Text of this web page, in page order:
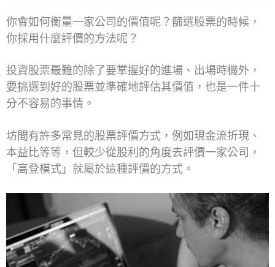
你會如何衡量一家公司的價值呢？篩選股票的時候，
你採用什麼評價的方法呢？
投資股票最難的除了要掌握好的進場、出場時機外，
要挑選到好的股票並準確地評估其價值，也是一件十
分不容易的事情。
坊間有許多常見的股票評價方式，例如現金流折現、
本益比等等，但較少從股利的角度去評價一家公司，
「高登模式」就屬於這種評價的方式。